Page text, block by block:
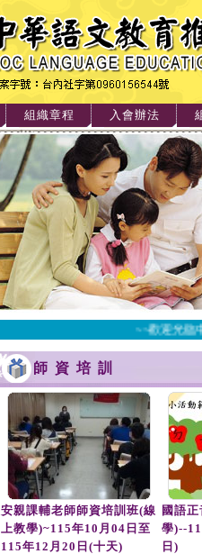
組織章程 入會辦法
~~歡迎光臨
師資培訓
安親課輔老師師資培訓班(線
上教學)~115年10月04日至
115年12月20日(十天)
國語
學)--
日)